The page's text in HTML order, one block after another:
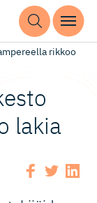
rikkoo
lakia